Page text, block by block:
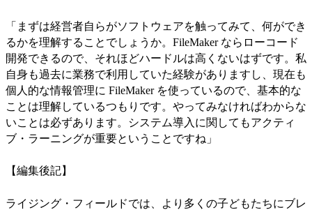
「まずは経営者自らがソフトウェアを触ってみて、何ができ
るかを理解することでしょうか。FileMaker ならローコード
開発できるので、それほどハードルは高くないはずです。私
自身も過去に業務で利用していた経験がありますし、現在も
個人的な情報管理に FileMaker を使っているので、基本的な
ことは理解しているつもりです。やってみなければわからな
いことは必ずあります。システム導入に関してもアクティ
ブ・ラーニングが重要ということですね」
【編集後記】
ライジング・フィールドでは、より多くの子どもたちにブレ